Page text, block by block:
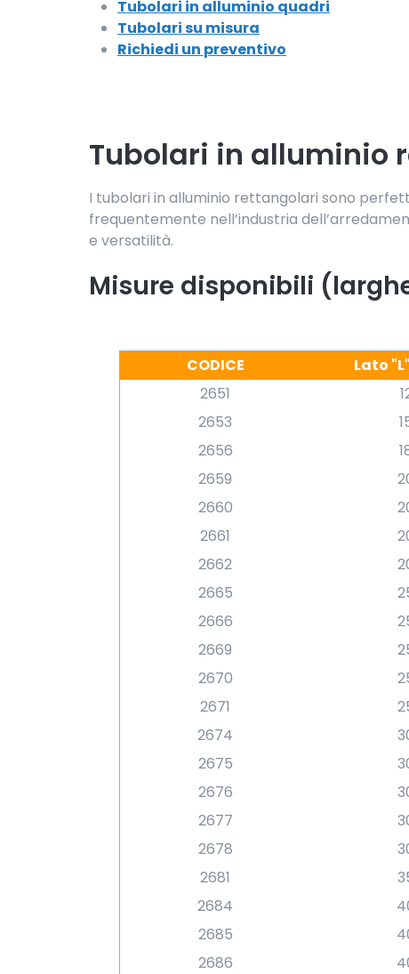
Tubolari in alluminio quadri
Tubolari su misura
Richiedi un preventivo
Tubolari in alluminio
I tubolari in alluminio rettangolari sono
frequentemente nell’industria
e versatilità.
Misure disponibili
CODICE Lato
2651
2653
2656
2659
2660
2661
2662
2665
2666
2669
2670
2671
2674
2675
2676
2677
2678
2681
2684
2685
2686